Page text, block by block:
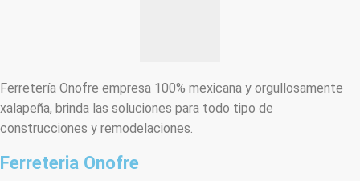
Ferretería Onofre empresa 100% mexicana y orgullosamente
xalapeña, brinda las soluciones para todo tipo de
construcciones y remodelaciones.
Ferreteria Onofre